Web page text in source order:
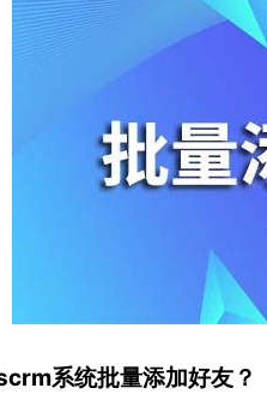
系统批量添加好友？